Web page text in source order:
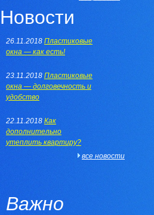
Новости
26.11.2018 Пластиковые
окна — как есть!
23.11.2018 Пластиковые
окна — долговечность и
удобство
22.11.2018 Как
дополнительно
утеплить квартиру?
все новости
Важно